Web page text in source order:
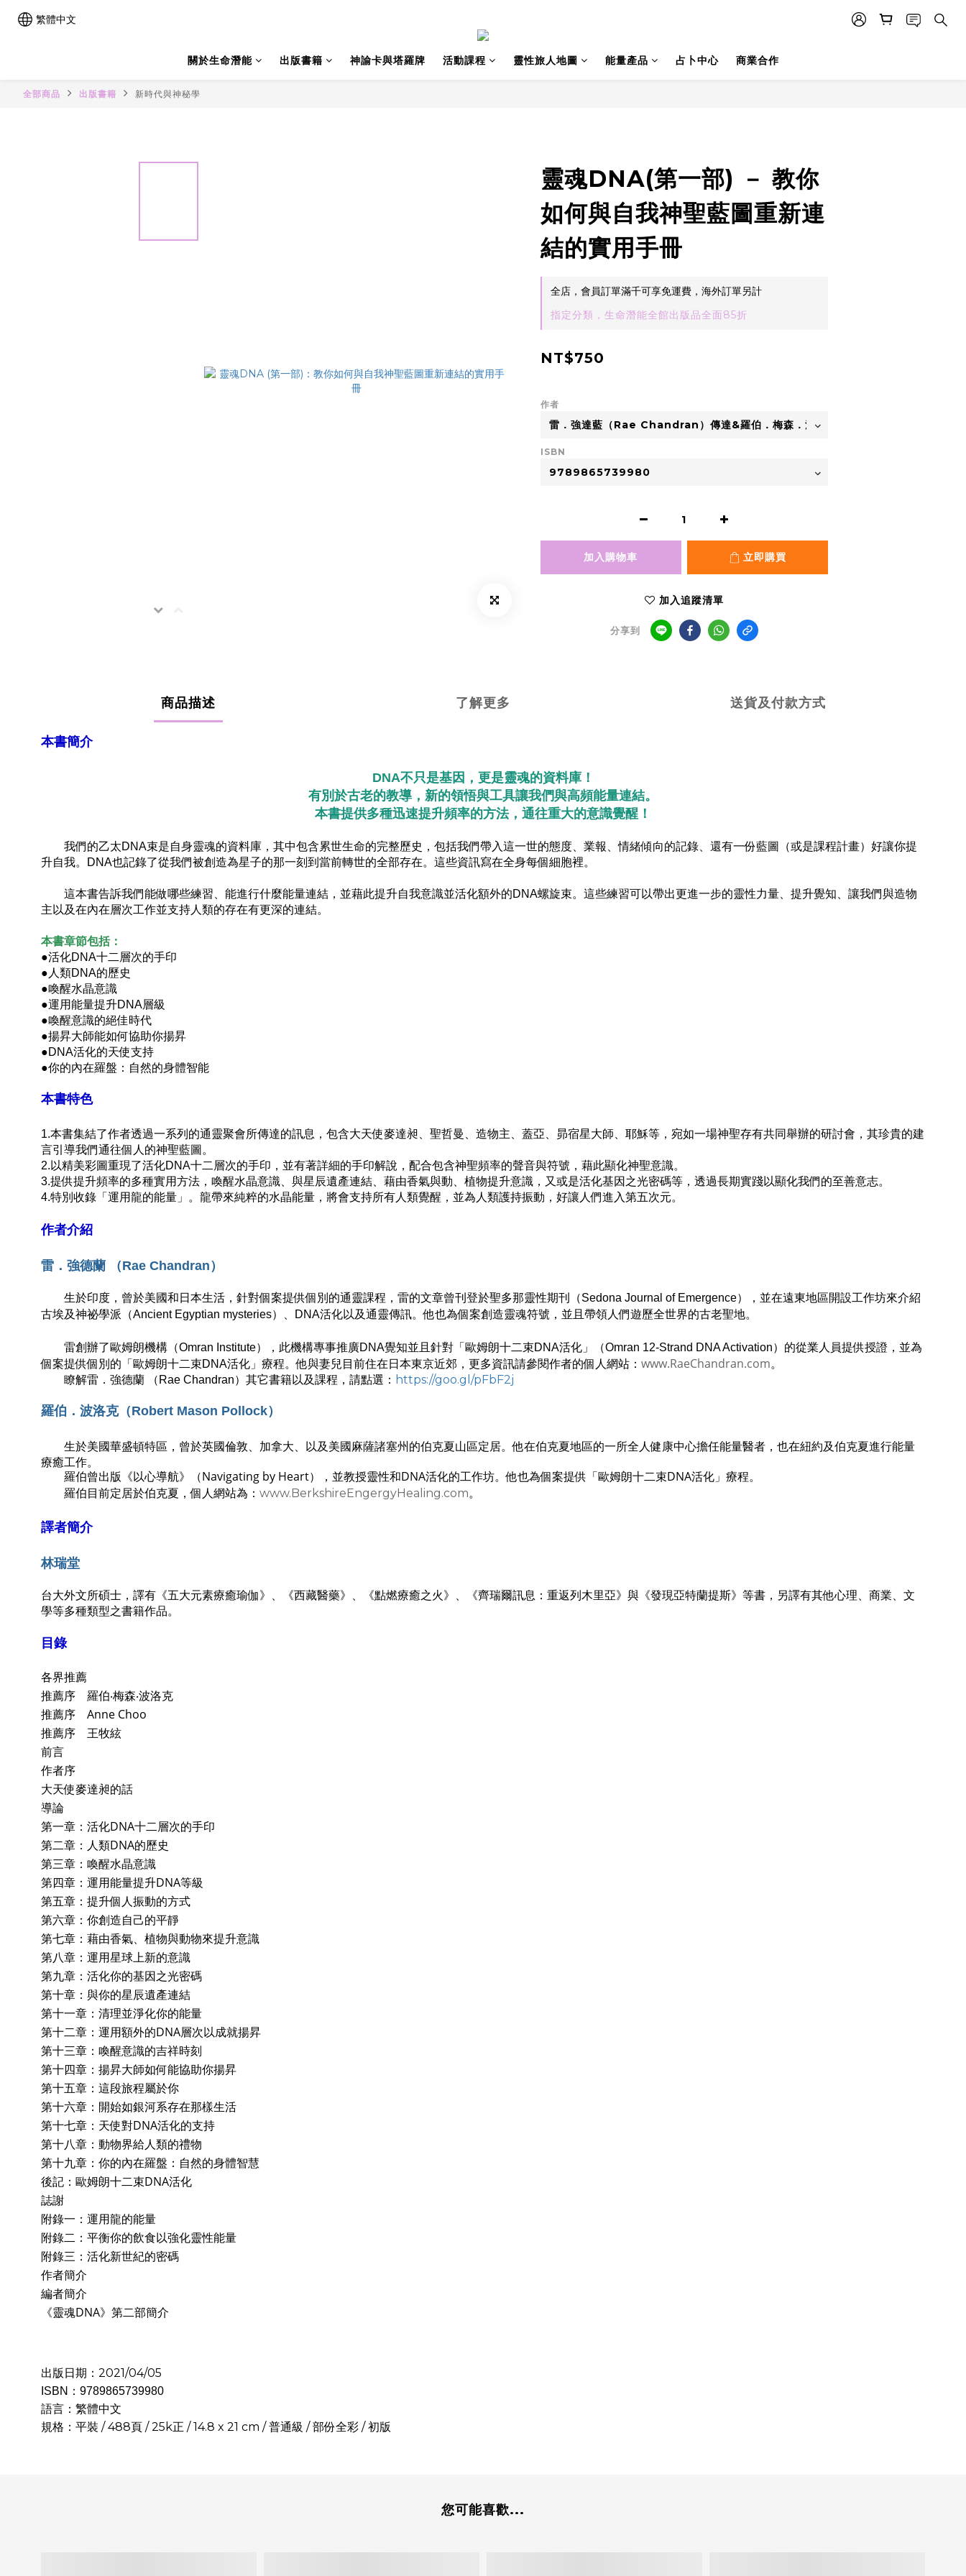
繁體中文
關於生命潛能 出版書籍 神諭卡與塔羅牌 活動課程 靈性旅人地圖 能量產品 占卜中心 商業合作
全部商品 出版書籍 新時代與神秘學
靈魂DNA(第一部) － 教你
如何與自我神聖藍圖重新連
結的實用手冊
全店，會員訂單滿千可享免運費，海外訂單另計
指定分類，生命潛能全館出版品全面85折
NT$750
作者
ISBN
加入購物車 立即購買
加入追蹤清單
分享到
商品描述 了解更多 送貨及付款方式
本書簡介
DNA不只是基因，更是靈魂的資料庫！
有別於古老的教導，新的領悟與工具讓我們與高頻能量連結。
本書提供多種迅速提升頻率的方法，通往重大的意識覺醒！
我們的乙太DNA束是自身靈魂的資料庫，其中包含累世生命的完整歷史，包括我們帶入這一世的態度、業報、情緒傾向的記錄、還有一份藍圖（或是課程計畫）好讓你提
升自我。DNA也記錄了從我們被創造為星子的那一刻到當前轉世的全部存在。這些資訊寫在全身每個細胞裡。
這本書告訴我們能做哪些練習、能進行什麼能量連結，並藉此提升自我意識並活化額外的DNA螺旋束。這些練習可以帶出更進一步的靈性力量、提升覺知、讓我們與造物
主以及在內在層次工作並支持人類的存在有更深的連結。
本書章節包括：
●活化DNA十二層次的手印
● 人類DNA的歷史
●喚醒水晶意識
●運用能量提升DNA層級
●喚醒意識的絕佳時代
●揚昇大師能如何協助你揚昇
●DNA活化的天使支持
●你的內在羅盤：自然的身體智能
本書特色
1.本書集結了作者透過一系列的通靈聚會所傳達的訊息，包含大天使麥達昶、聖哲曼、造物主、蓋亞、昴宿星大師、耶穌等，宛如一場神聖存有共同舉辦的研討會，其珍貴的建
言引導我們通往個人的神聖藍圖。
2.以精美彩圖重現了活化DNA十二層次的手印，並有著詳細的手印解說，配合包含神聖頻率的聲音與符號，藉此顯化神聖意識。
3.提供提升頻率的多種實用方法，喚醒水晶意識、與星辰遺產連結、藉由香氣與動、植物提升意識，又或是活化基因之光密碼等，透過長期實踐以顯化我們的至善意志。
4.特別收錄「運用龍的能量」。龍帶來純粹的水晶能量，將會支持所有人類覺醒，並為人類護持振動，好讓人們進入第五次元。
作者介紹
雷．強德蘭 （Rae Chandran）
生於印度，曾於美國和日本生活，針對個案提供個別的通靈課程，雷的文章曾刊登於聖多那靈性期刊（Sedona Journal of Emergence），並在遠東地區開設工作坊來介紹
古埃及神祕學派（Ancient Egyptian mysteries）、DNA活化以及通靈傳訊。他也為個案創造靈魂符號，並且帶領人們遊歷全世界的古老聖地。
雷創辦了歐姆朗機構（Omran Institute），此機構專事推廣DNA覺知並且針對「歐姆朗十二束DNA活化」（Omran 12-Strand DNA Activation）的從業人員提供授證，並為
個案提供個別的「歐姆朗十二束DNA活化」療程。他與妻兒目前住在日本東京近郊，更多資訊請參閱作者的個人網站： www.RaeChandran.com。
瞭解雷．強德蘭 （Rae Chandran）其它書籍以及課程，請點選： https://goo.gl/pFbF2j
羅伯．波洛克（Robert Mason Pollock）
生於美國華盛頓特區，曾於英國倫敦、加拿大、以及美國麻薩諸塞州的伯克夏山區定居。他在伯克夏地區的一所全人健康中心擔任能量醫者，也在紐約及伯克夏進行能量
療癒工作。
羅伯曾出版《以心導航》（Navigating by Heart），並教授靈性和DNA活化的工作坊。他也為個案提供「歐姆朗十二束DNA活化」療程。
羅伯目前定居於伯克夏，個人網站為： www.BerkshireEngergyHealing.com。
譯者簡介
林瑞堂
台大外文所碩士，譯有《五大元素療癒瑜伽》、《西藏醫藥》、《點燃療癒之火》、《齊瑞爾訊息：重返列木里亞》與《發現亞特蘭提斯》等書，另譯有其他心理、商業、文
學等多種類型之書籍作品。
目錄
各界推薦
推薦序 羅伯‧梅森‧波洛克
推薦序 Anne Choo
推薦序 王牧絃
前言
作者序
大天使麥達昶的話
導論
第一章：活化DNA十二層次的手印
第二章：人類DNA的歷史
第三章：喚醒水晶意識
第四章：運用能量提升DNA等級
第五章：提升個人振動的方式
第六章：你創造自己的平靜
第七章：藉由香氣、植物與動物來提升意識
第八章：運用星球上新的意識
第九章：活化你的基因之光密碼
第十章：與你的星辰遺產連結
第十一章：清理並淨化你的能量
第十二章：運用額外的DNA層次以成就揚昇
第十三章：喚醒意識的吉祥時刻
第十四章：揚昇大師如何能協助你揚昇
第十五章：這段旅程屬於你
第十六章：開始如銀河系存在那樣生活
第十七章：天使對DNA活化的支持
第十八章：動物界給人類的禮物
第十九章：你的內在羅盤：自然的身體智慧
後記：歐姆朗十二束DNA活化
誌謝
附錄一：運用龍的能量
附錄二：平衡你的飲食以強化靈性能量
附錄三：活化新世紀的密碼
作者簡介
編者簡介
《靈魂DNA》第二部簡介
出版日期：2021/04/05
ISBN： 9789865739980
語言：繁體中文
規格：平裝 / 488頁 / 25k正 / 14.8 x 21 cm / 普通級 / 部份全彩 / 初版
您可能喜歡...